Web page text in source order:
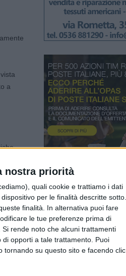
nostra priorità
quali cookie e trattiamo i dati
per le finalità descritte sotto.
finalità. In alternativa puoi fare
le tue preferenze prima di
rende noto che alcuni trattamenti
opporti a tale trattamento. Puoi
tornando su questo sito e facendo clic
a
scuola
negli
di